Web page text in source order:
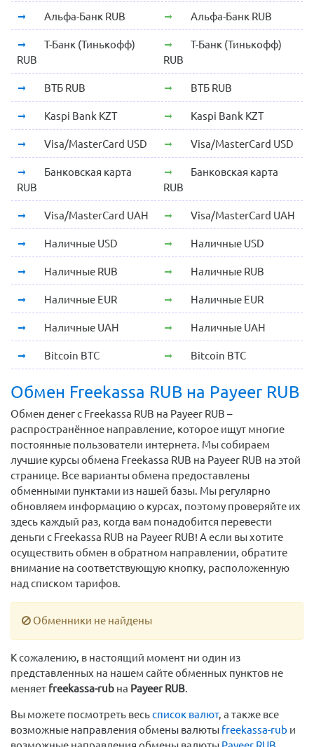
Альфа-Банк RUB Альфа-Банк RUB
Т-Банк (Тинькофф)
RUB
Т-Банк (Тинькофф)
RUB
ВТБ RUB ВТБ RUB
Kaspi Bank KZT Kaspi Bank KZT
Visa/MasterCard USD Visa/MasterCard USD
Банковская карта
RUB
Банковская карта
RUB
Visa/MasterCard UAH Visa/MasterCard UAH
Наличные USD Наличные USD
Наличные RUB Наличные RUB
Наличные EUR Наличные EUR
Наличные UAH Наличные UAH
Bitcoin BTC Bitcoin BTC
Обмен Freekassa RUB на Payeer RUB
Обмен денег с Freekassa RUB на Payeer RUB –
распространённое направление, которое ищут многие
постоянные пользователи интернета. Мы собираем
лучшие курсы обмена Freekassa RUB на Payeer RUB на этой
странице. Все варианты обмена предоставлены
обменными пунктами из нашей базы. Мы регулярно
обновляем информацию о курсах, поэтому проверяйте их
здесь каждый раз, когда вам понадобится перевести
деньги с Freekassa RUB на Payeer RUB! А если вы хотите
осуществить обмен в обратном направлении, обратите
внимание на соответствующую кнопку, расположенную
над списком тарифов.
Обменники не найдены
К сожалению, в настоящий момент ни один из
представленных на нашем сайте обменных пунктов не
меняет freekassa-rub на Payeer RUB.
Вы можете посмотреть весьсписок валют, а также все
возможные направления обмены валюты freekassa-rub и